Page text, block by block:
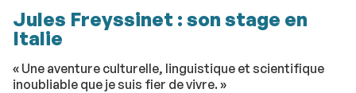
Jules Freyssinet : son stage en
Italie
« Une aventure culturelle, linguistique et scientifique
inoubliable que je suis fier de vivre. »